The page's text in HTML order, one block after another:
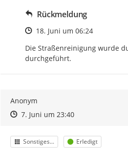
Rückmeldung
Zeitpunkt des Erstellens
18. Juni um 06:24
Die Straßenreinigung wurde
durchgeführt.
Anonym
Zeitpunkt des Erstellens
Zeitpunkt des Erstellens
7. Juni um 23:40Zur Äußerung
Kategorie
Sonstiges... Status
Erledigt